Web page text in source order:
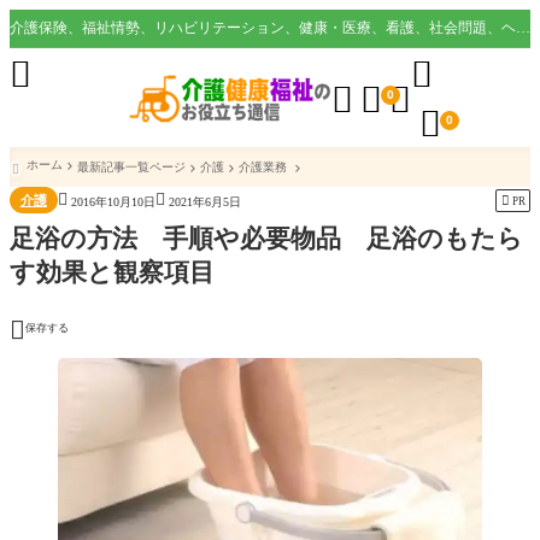
介護保険、福祉情勢、リハビリテーション、健康・医療、看護、社会問題、ヘルスケア業界など様々な切り口から役立つ情報を配信。
  0

 0

 ホーム 最新記事一覧ページ 介護 介護業務
介護  2016年10月10日  2021年6月5日  PR
足浴の方法 手順や必要物品 足浴のもたら
す効果と観察項目
 保存する